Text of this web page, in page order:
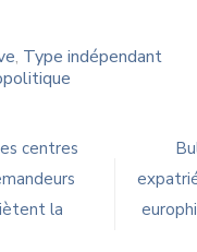
, Type indépendant
centres
la